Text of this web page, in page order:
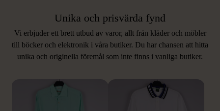
Unika och prisvärda fynd
Vi erbjuder ett brett utbud av varor, allt från kläder och möbler
till böcker och elektronik i våra butiker. Du har chansen att hitta
unika och originella föremål som inte finns i vanliga butiker.
LIKNANDE PRODUKTER
Hitta produkter som påminner om denna